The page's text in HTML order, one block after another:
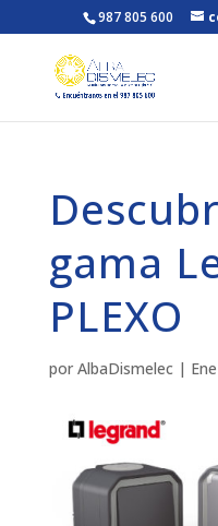
987 805 600
gama
PLEXO
por AlbaDismelec|